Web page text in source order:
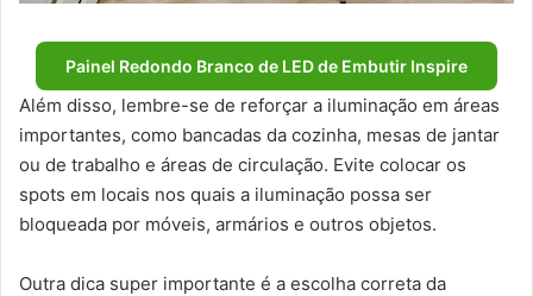
Painel Redondo Branco de LED de Embutir Inspire
Além disso, lembre-se de reforçar a iluminação em áreas
importantes, como bancadas da cozinha, mesas de jantar
ou de trabalho e áreas de circulação. Evite colocar os
spots em locais nos quais a iluminação possa ser
bloqueada por móveis, armários e outros objetos.
Outra dica super importante é a escolha correta da